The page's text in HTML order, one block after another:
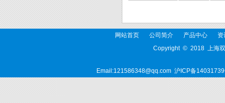
网站首页 公司简介 产品中心
资
Copyright © 2018 上海双
Email:121586348@qq.com 沪ICP备